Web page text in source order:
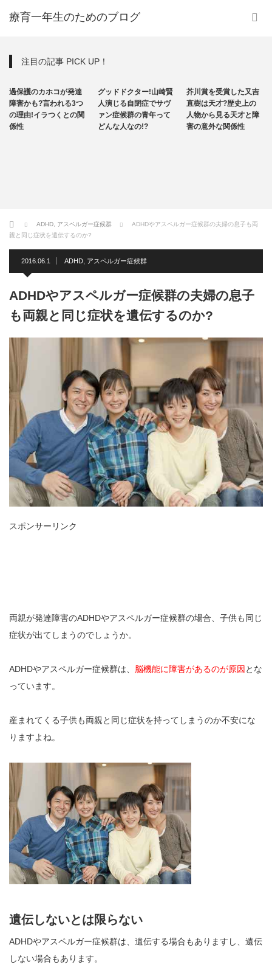
療育一年生のためのブログ
注目の記事 PICK UP！
過保護のカホコが発達
障害かも?言われる3つ
の理由!イラつくとの関
係性
自閉症
グッドドクター!山崎賢
人演じる自閉症でサヴ
ァン症候群の青年って
どんな人なの!?
芥川賞を受賞した又吉
直樹は天才?歴史上の
人物から見る天才と障
害の意外な関係性
ホーム ADHD アスペルガー症候群
ADHDやアスペルガー症候群の夫婦の息子も両
親と同じ症状を遺伝するのか?
2016.06.1 ADHD アスペルガー症候群
ADHDやアスペルガー症候群の夫婦の息子
も両親と同じ症状を遺伝するのか?
スポンサーリンク
両親が発達障害のADHDやアスペルガー症候群の場合、子供も同じ
症状が出てしまうのでしょうか。
ADHDやアスペルガー症候群は、 脳機能に障害があるのが原因 とな
っています。
産まれてくる子供も両親と同じ症状を持ってしまうのか不安にな
りますよね。
遺伝しないとは限らない
ADHDやアスペルガー症候群は、遺伝する場合もありますし、遺伝
しない場合もあります。